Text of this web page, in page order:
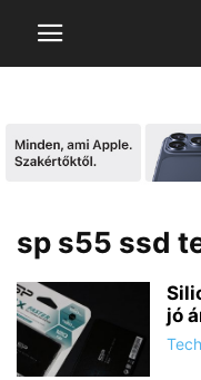
sp s55 ssd
jó